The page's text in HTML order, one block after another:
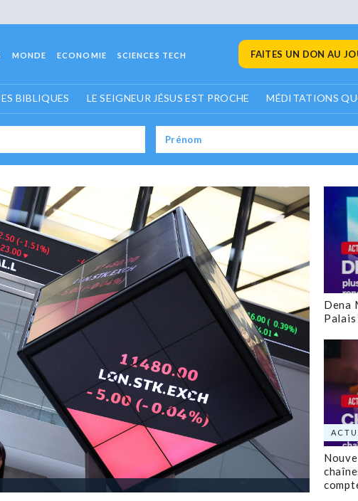
MONDE ECONOMIE SCIENCES TECH FAITES UN DON AU
BIBLIQUES LE SEIGNEUR JÉSUS EST PROCHE MÉDITATIONS
Dena
Palais